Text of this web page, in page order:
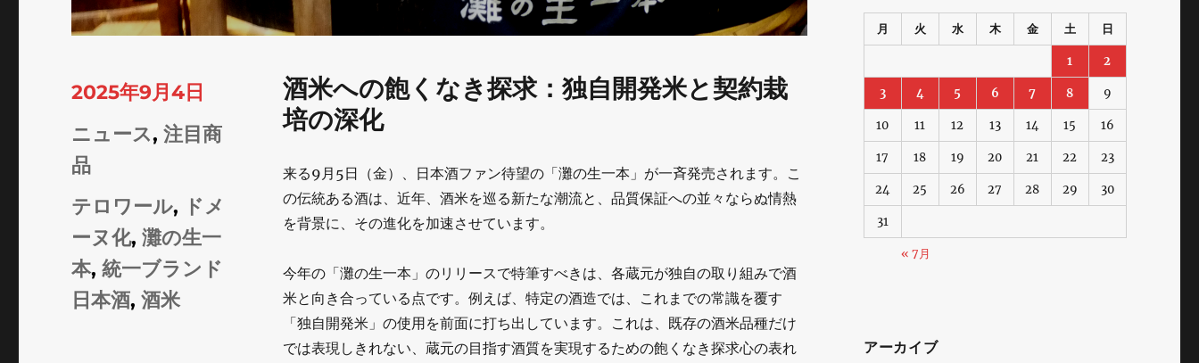
酒米への飽くなき探求：独自開発米と契約栽
培の深化
来る9月5日（金）、日本酒ファン待望の「灘の生一本」が一斉発売されます。こ
の伝統ある酒は、近年、酒米を巡る新たな潮流と、品質保証への並々ならぬ情熱
を背景に、その進化を加速させています。
今年の「灘の生一本」のリリースで特筆すべきは、各蔵元が独自の取り組みで酒
米と向き合っている点です。例えば、特定の酒造では、これまでの常識を覆す
「独自開発米」の使用を前面に打ち出しています。これは、既存の酒米品種だけ
では表現しきれない、蔵元の目指す酒質を実現するための飽くなき探求心の表れ
投
稿
日:
2025年9月4日
カ
テ
ゴ
ー
ニュース,注目商
品
タ
グ
テロワール, ドメ
ーヌ化,灘の生一
本,統一ブランド
日本酒,酒米
月 火 水 木 金 土 日
1 2
3 4 5 6 7 8 9
10 11 12 13 14 15 16
17 18 19 20 21 22 23
24 25 26 27 28 29 30
31
« 7月
アーカイブ